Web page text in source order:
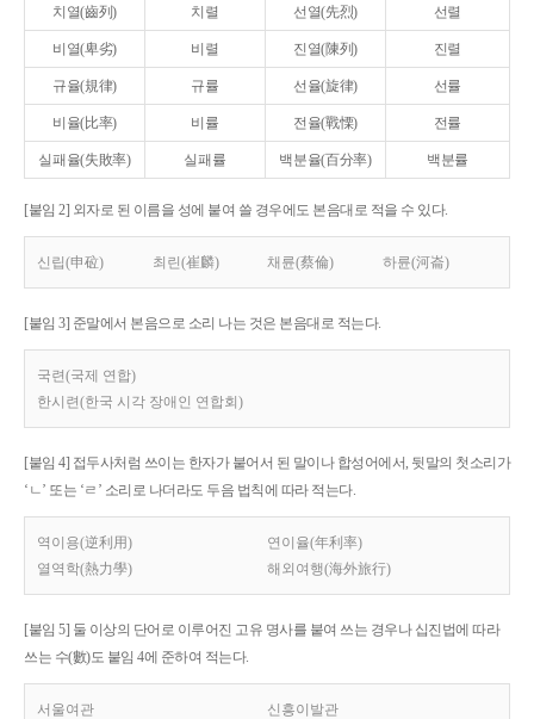
치열(齒列) 치렬 선열(先烈) 선렬
비열(卑劣) 비렬 진열(陳列) 진렬
규율(規律) 규률 선율(旋律) 선률
비율(比率) 비률 전율(戰慄) 전률
실패율(失敗率) 실패률 백분율(百分率) 백분률
[붙임 2] 외자로 된 이름을 성에 붙여 쓸 경우에도 본음대로 적을 수 있다.
신립(申砬) 최린(崔麟) 채륜(蔡倫) 하륜(河崙)
[붙임 3] 준말에서 본음으로 소리 나는 것은 본음대로 적는다.
국련(국제 연합)
한시련(한국 시각 장애인 연합회)
[붙임 4] 접두사처럼 쓰이는 한자가 붙어서 된 말이나 합성어에서, 뒷말의 첫소리가
‘ㄴ’ 또는 ‘ㄹ’ 소리로 나더라도 두음 법칙에 따라 적는다.
역이용(逆利用)
연이율(年利率)
열역학(熱力學)
해외여행(海外旅行)
[붙임 5] 둘 이상의 단어로 이루어진 고유 명사를 붙여 쓰는 경우나 십진법에 따라
쓰는 수(數)도 붙임 4에 준하여 적는다.
서울여관 신흥이발관